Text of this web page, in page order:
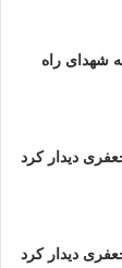
شهدای راه
دیدار کرد
دیدار کرد